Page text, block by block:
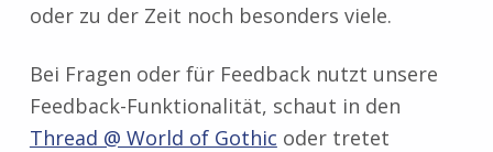
oder zu der Zeit noch besonders viele.
Bei Fragen oder für Feedback nutzt unsere
Feedback-Funktionalität, schaut in den
Thread @ World of Gothic oder tretet